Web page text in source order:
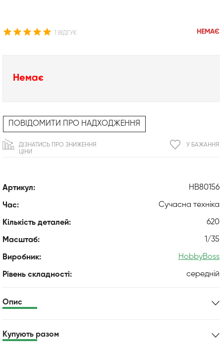
1 ВІДГУК НЕМАЄ
Артикул: HB80156
Час: Сучасна техніка
Кількість деталей: 620
Масштаб: 1/35
Виробник: HobbyBoss
Рівень складності: середній
Немає
ПОВІДОМИТИ ПРО НАДХОДЖЕННЯ
У БАЖАННЯ
ДІЗНАТИСЬ ПРО ЗНИЖЕННЯ
ЦІНИ
Опис
Купують разом